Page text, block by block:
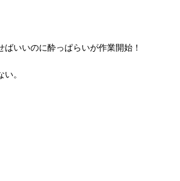
ばいいのに酔っぱらいが作業開始！
。